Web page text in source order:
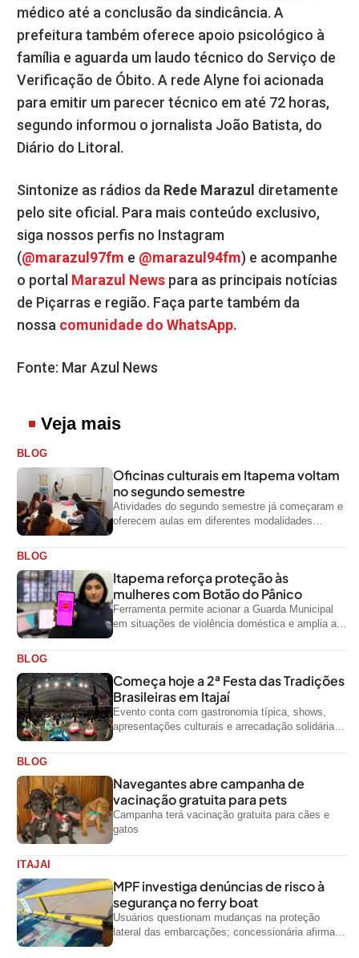
médico até a conclusão da sindicância. A
prefeitura também oferece apoio psicológico à
família e aguarda um laudo técnico do Serviço de
Verificação de Óbito. A rede Alyne foi acionada
para emitir um parecer técnico em até 72 horas,
segundo informou o jornalista João Batista, do
Diário do Litoral.
Sintonize as rádios da Rede Marazul diretamente
pelo site oficial. Para mais conteúdo exclusivo,
siga nossos perfis no Instagram
(@marazul97fm e @marazul94fm) e acompanhe
o portal Marazul News para as principais notícias
de Piçarras e região. Faça parte também da
nossa comunidade do WhatsApp.
Fonte: Mar Azul News
Veja mais
BLOG
Oficinas culturais em Itapema voltam
no segundo semestre
Atividades do segundo semestre já começaram e
oferecem aulas em diferentes modalidades
BLOG
Itapema reforça proteção às
mulheres com Botão do Pânico
Ferramenta permite acionar a Guarda Municipal
em situações de violência doméstica e amplia a
BLOG
Começa hoje a 2ª Festa das Tradições
Brasileiras em Itajaí
Evento conta com gastronomia típica, shows,
apresentações culturais e arrecadação solidária
BLOG
Navegantes abre campanha de
vacinação gratuita para pets
Campanha terá vacinação gratuita para cães e
gatos
ITAJAI
MPF investiga denúncias de risco à
segurança no ferry boat
Usuários questionam mudanças na proteção
lateral das embarcações; concessionária afirma